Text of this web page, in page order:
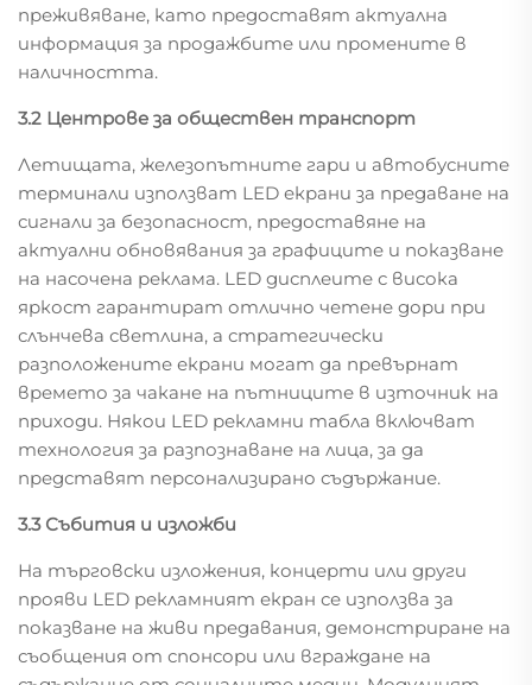
преживяване, като предоставят актуална
информация за продажбите или промените в
наличността.
3.2 Центрове за обществен транспорт
Летищата, железопътните гари и автобусните
терминали използват LED екрани за предаване на
сигнали за безопасност, предоставяне на
актуални обновявания за графиците и показване
на насочена реклама. LED дисплеите с висока
яркост гарантират отлично четене дори при
слънчева светлина, а стратегически
разположените екрани могат да превърнат
времето за чакане на пътниците в източник на
приходи. Някои LED рекламни табла включват
технология за разпознаване на лица, за да
представят персонализирано съдържание.
3.3 Събития и изложби
На търговски изложения, концерти или други
прояви LED рекламният екран се използва за
показване на живи предавания, демонстриране на
съобщения от спонсори или вграждане на